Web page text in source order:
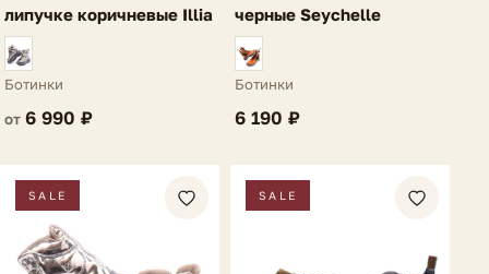
липучке коричневые Illia
Ботинки
от 6 990 ₽
черные Seychelle
Ботинки
6 190 ₽
SALE SALE